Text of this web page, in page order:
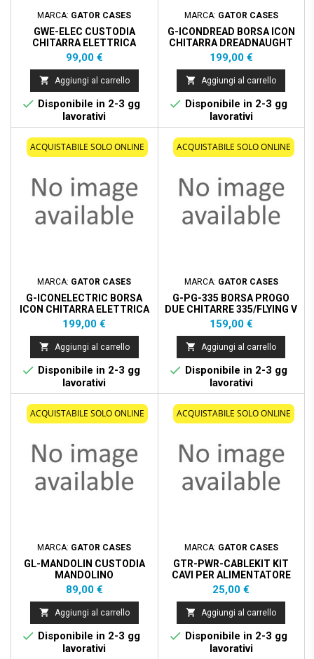
MARCA: GATOR CASES
GWE-ELEC CUSTODIA
CHITARRA ELETTRICA
Prezzo
99,00 €
 Aggiungi al carrello
 Disponibile in 2-3 gg
lavorativi
MARCA: GATOR CASES
G-ICONDREAD BORSA ICON
CHITARRA DREADNAUGHT
NERO
Prezzo
199,00 €
 Aggiungi al carrello
 Disponibile in 2-3 gg
lavorativi
ACQUISTABILE SOLO ONLINE
MARCA: GATOR CASES
G-ICONELECTRIC BORSA
ICON CHITARRA ELETTRICA
NERO
Prezzo
199,00 €
 Aggiungi al carrello
 Disponibile in 2-3 gg
lavorativi
ACQUISTABILE SOLO ONLINE
MARCA: GATOR CASES
G-PG-335 BORSA PROGO
DUE CHITARRE 335/FLYING V
Prezzo
159,00 €
 Aggiungi al carrello
 Disponibile in 2-3 gg
lavorativi
ACQUISTABILE SOLO ONLINE
MARCA: GATOR CASES
GL-MANDOLIN CUSTODIA
MANDOLINO
Prezzo
89,00 €
 Aggiungi al carrello
 Disponibile in 2-3 gg
lavorativi
ACQUISTABILE SOLO ONLINE
MARCA: GATOR CASES
GTR-PWR-CABLEKIT KIT
CAVI PER ALIMENTATORE
EFFETTI
Prezzo
25,00 €
 Aggiungi al carrello
 Disponibile in 2-3 gg
lavorativi